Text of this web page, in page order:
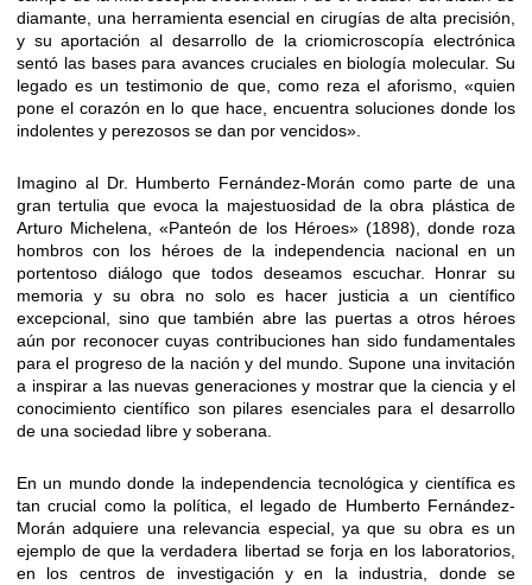
diamante, una herramienta esencial en cirugías de alta precisión,
y su aportación al desarrollo de la criomicroscopía electrónica
sentó las bases para avances cruciales en biología molecular. Su
legado es un testimonio de que, como reza el aforismo, «quien
pone el corazón en lo que hace, encuentra soluciones donde los
indolentes y perezosos se dan por vencidos».
Imagino al Dr. Humberto Fernández-Morán como parte de una
gran tertulia que evoca la majestuosidad de la obra plástica de
Arturo Michelena, «Panteón de los Héroes» (1898), donde roza
hombros con los héroes de la independencia nacional en un
portentoso diálogo que todos deseamos escuchar. Honrar su
memoria y su obra no solo es hacer justicia a un científico
excepcional, sino que también abre las puertas a otros héroes
aún por reconocer cuyas contribuciones han sido fundamentales
para el progreso de la nación y del mundo. Supone una invitación
a inspirar a las nuevas generaciones y mostrar que la ciencia y el
conocimiento científico son pilares esenciales para el desarrollo
de una sociedad libre y soberana.
En un mundo donde la independencia tecnológica y científica es
tan crucial como la política, el legado de Humberto Fernández-
Morán adquiere una relevancia especial, ya que su obra es un
ejemplo de que la verdadera libertad se forja en los laboratorios,
en los centros de investigación y en la industria, donde se